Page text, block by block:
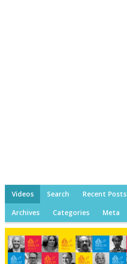
Videos Search Recent Posts
Archives Categories Meta